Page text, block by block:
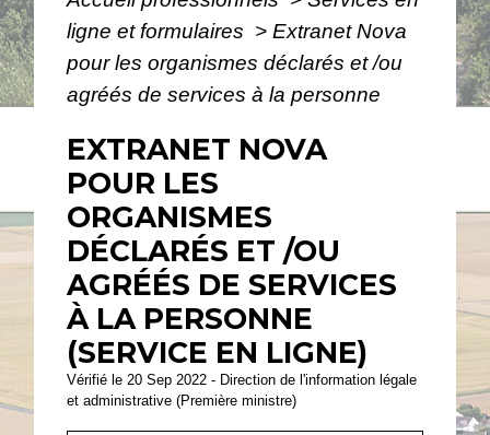
ligne et formulaires > Extranet Nova
pour les organismes déclarés et /ou
agréés de services à la personne
EXTRANET NOVA
POUR LES
ORGANISMES
DÉCLARÉS ET /OU
AGRÉÉS DE SERVICES
À LA PERSONNE
(SERVICE EN LIGNE)
Vérifié le 20 Sep 2022 - Direction de l'information légale
et administrative (Première ministre)